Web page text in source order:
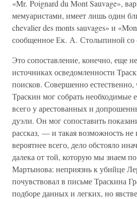
«Mr. Poignard du Mont Sauvage»,
мемуаристами, имеет лишь один
chevalier des monts sauvages» и
сообщенное Ек. А. Столыпиной со
Это сопоставление, конечно, еще
источниках осведомленности
поисков. Совершенно
Траскин мог собрать необходимые
всего у арестованных и
дуэли. Он мог сопоставить
рассказ, — и такая возможность не
вероятнее всего, дело обстояло
далека от той, которую мы знаем
Мартынова: неприязнь к убийце
почувствовал в письме Траскина
подборе данных и легких, но